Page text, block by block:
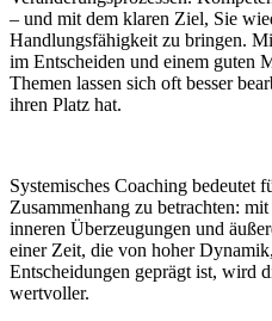
– und mit dem klaren Ziel, Sie
Handlungsfähigkeit zu bringen.
im Entscheiden und einem guten
Themen lassen sich oft besser
ihren Platz hat.
Systemisches Coaching bedeutet
Zusammenhang zu betrachten:
inneren Überzeugungen und
einer Zeit, die von hoher
Entscheidungen geprägt ist, wird
wertvoller.